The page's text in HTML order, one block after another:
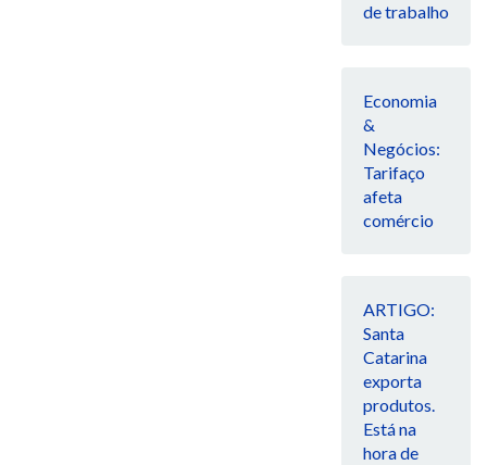
de trabalho
Economia
&
Negócios:
Tarifaço
afeta
comércio
ARTIGO:
Santa
Catarina
exporta
produtos.
Está na
hora de